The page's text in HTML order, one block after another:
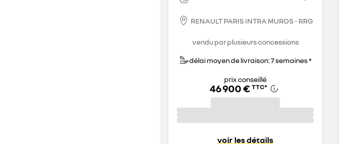
RENAULT PARIS INTRA MUROS - RRG
vendu par plusieurs concessions
délai moyen de livraison: 7 semaines *
prix conseillé
46 900 € TTC*
voir les détails